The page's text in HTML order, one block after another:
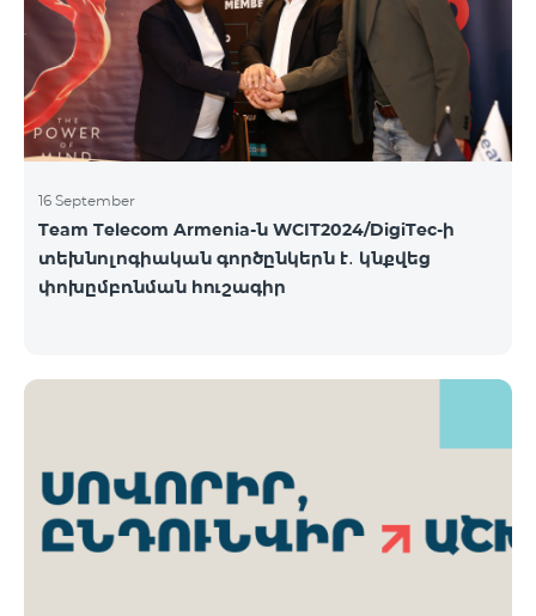
պատահական թվերի գեներատորի միջոցով։
Հետևեք մեզ Team-ի Facebook-յան և YouTube-յան
ալիքների պաշտոնական էջերում: Մանրամասն
պայմաններ՝
https://www.telecomarmenia.am/hy/B2S?s
16 September
Team Telecom Armenia-ն WCIT2024/DigiTec-ի
տեխնոլոգիական գործընկերն է․ կնքվեց
փոխըմբռնման հուշագիր